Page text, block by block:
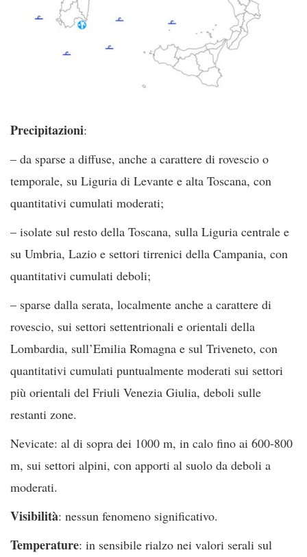
Precipitazioni:
– da sparse a diffuse, anche a carattere di rovescio o
temporale, su Liguria di Levante e alta Toscana, con
quantitativi cumulati moderati;
– isolate sul resto della Toscana, sulla Liguria centrale e
su Umbria, Lazio e settori tirrenici della Campania, con
quantitativi cumulati deboli;
– sparse dalla serata, localmente anche a carattere di
rovescio, sui settori settentrionali e orientali della
Lombardia, sull’Emilia Romagna e sul Triveneto, con
quantitativi cumulati puntualmente moderati sui settori
più orientali del Friuli Venezia Giulia, deboli sulle
restanti zone.
Nevicate: al di sopra dei 1000 m, in calo fino ai 600-800
m, sui settori alpini, con apporti al suolo da deboli a
moderati.
Visibilità: nessun fenomeno significativo.
Temperature: in sensibile rialzo nei valori serali sul